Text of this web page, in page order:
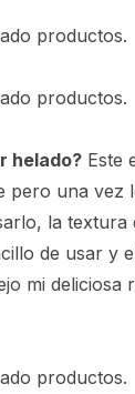
productos.
productos.
helado?Este
pero una vez
la textura
de usar y
mi deliciosa
productos.